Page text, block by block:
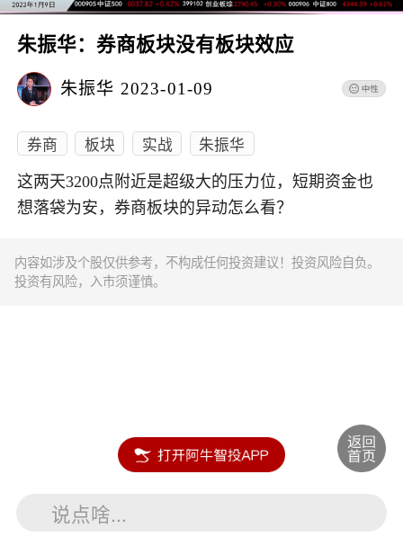
朱振华：券商板块没有板块效应
朱振华 2023-01-09
券商 板块 实战 朱振华
这两天3200点附近是超级大的压力位，短期资金也
想落袋为安，券商板块的异动怎么看？
内容如涉及个股仅供参考，不构成任何投资建议！投资风险自负。
投资有风险，入市须谨慎。
说点啥...